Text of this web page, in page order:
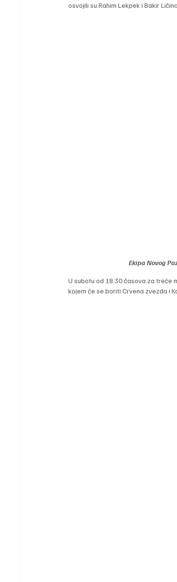
osvojili su Rahim Lekpek i Bakir
Ekipa Novog
U subotu od 18.30 časova za treće
kojem će se boriti Crvena zvezda i